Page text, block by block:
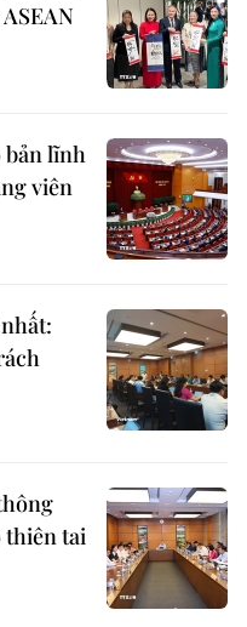
bản lĩnh
viên
thiên tai